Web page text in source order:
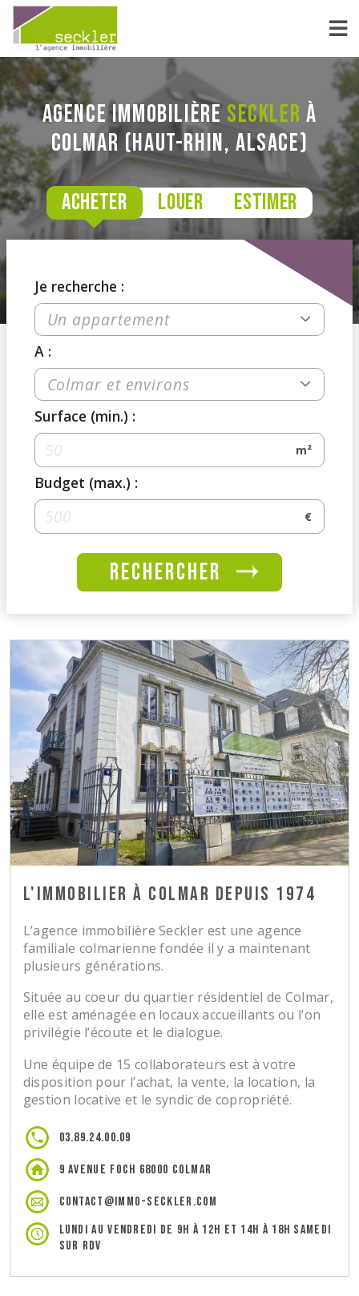
Agence immobilièreSeckler à
Colmar (Haut-Rhin, Alsace)
Acheter louer estimer
Je recherche :
Un appartement
A :
Colmar et environs
Surface (min.) :
m²
Budget (max.) :
€
rechercher
L'IMMOBILIER À COLMAR DEPUIS 1974
L’agence immobilière Seckler est une agence
familiale colmarienne fondée il y a maintenant
plusieurs générations.
Située au coeur du quartier résidentiel de Colmar,
elle est aménagée en locaux accueillants ou l’on
privilégie l’écoute et le dialogue.
Une équipe de 15 collaborateurs est à votre
disposition pour l’achat, la vente, la location, la
gestion locative et le syndic de copropriété.
03.89.24.00.09
9 avenue Foch 68000 COLMAR
contact@immo-seckler.com
Lundi au Vendredi de 9h à 12h et 14h à 18h Samedi
sur rdv